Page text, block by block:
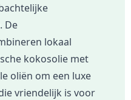
De
lokaal
kokosolie met
oliën om een ​​luxe
vriendelijk is voor